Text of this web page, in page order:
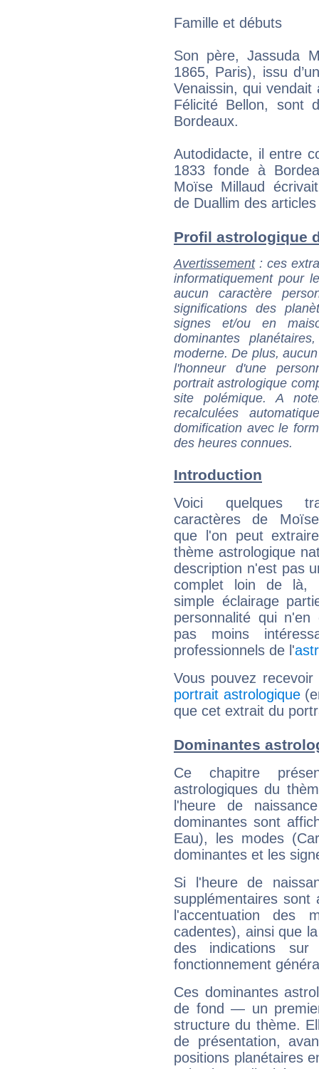
Famille et débuts
Son père, Jassuda
1865, Paris), issu
Venaissin, qui
Félicité Bellon, sont
Bordeaux.
Autodidacte, il entre
1833 fonde à
Moïse Millaud
de Duallim des
Profil astrologique
Avertissement: ces
informatiquement pour
aucun caractère
significations des
signes et/ou en
dominantes
moderne. De plus,
l'honneur d'une
portrait astrologique
site polémique. A
recalculées
domification avec le
des heures connues.
Introduction
Voici quelques
caractères de
que l'on peut
thème astrologique
description n'est pas
complet loin de là,
simple éclairage
personnalité qui n'en
pas moins
professionnels de l'
Vous pouvez
portrait astrologique
que cet extrait du
Dominantes
Ce chapitre
astrologiques du
l'heure de
dominantes sont
Eau), les modes
dominantes et les
Si l'heure de
supplémentaires sont
l'accentuation des
cadentes), ainsi que
des indications sur
fonctionnement
Ces dominantes
de fond — un
structure du thème.
de présentation,
positions planétaires